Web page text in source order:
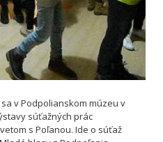
v Podpolianskom múzeu v
súťažných prác
s Poľanou. Ide o súťaž